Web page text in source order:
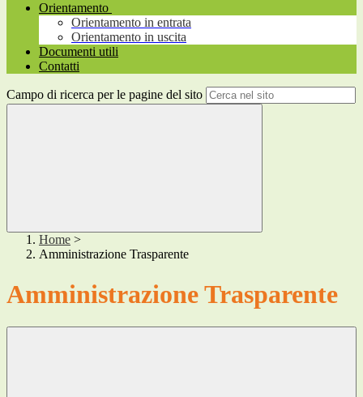
Orientamento
Orientamento in entrata
Orientamento in uscita
Documenti utili
Contatti
Campo di ricerca per le pagine del sito
Home >
Amministrazione Trasparente
Amministrazione Trasparente